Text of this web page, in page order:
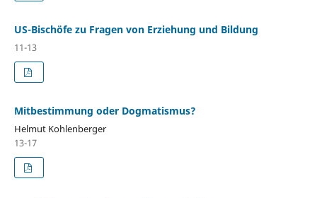
US-Bischöfe zu Fragen von Erziehung und Bildung
11-13
Mitbestimmung oder Dogmatismus?
Helmut Kohlenberger
13-17